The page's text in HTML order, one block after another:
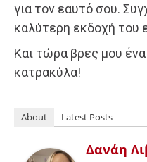
για τον εαυτό σου.
καλύτερη εκδοχή του
Και τώρα βρες μου
κατρακύλα!
About Latest Posts
Δανάη